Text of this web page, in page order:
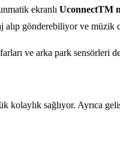
ekranlı UconnectTM
alıp gönderebiliyor ve müzik
ve arka park sensörleri
sağlıyor. Ayrıca